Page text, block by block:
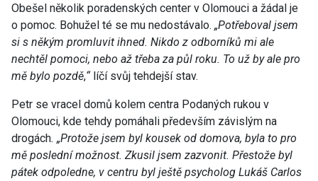
Obešel několik poradenských center v Olomouci a žádal je
o pomoc. Bohužel té se mu nedostávalo. „Potřeboval jsem
si s někým promluvit ihned. Nikdo z odborníků mi ale
nechtěl pomoci, nebo až třeba za půl roku. To už by ale pro
mě bylo pozdě,“líčí svůj tehdejší stav.
Petr se vracel domů kolem centra Podaných rukou v
Olomouci, kde tehdy pomáhali především závislým na
drogách. „Protože jsem byl kousek od domova, byla to pro
mě poslední možnost. Zkusil jsem zazvonit. Přestože byl
pátek odpoledne, v centru byl ještě psycholog Lukáš Carlos